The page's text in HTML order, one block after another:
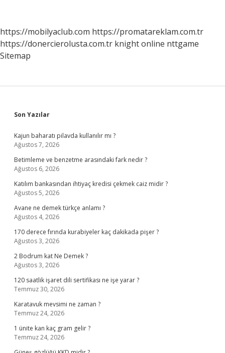
https://mobilyaclub.com https://promatareklam.com.tr
https://donercierolusta.com.tr knight online nttgame
Sitemap
Sidebar
Son Yazılar
Kajun baharatı pilavda kullanılır mı ?
Ağustos 7, 2026
Betimleme ve benzetme arasındaki fark nedir ?
Ağustos 6, 2026
Katılım bankasından ihtiyaç kredisi çekmek caiz midir ?
Ağustos 5, 2026
Avane ne demek türkçe anlamı ?
Ağustos 4, 2026
170 derece fırında kurabiyeler kaç dakikada pişer ?
Ağustos 3, 2026
2 Bodrum kat Ne Demek ?
Ağustos 3, 2026
120 saatlik işaret dili sertifikası ne işe yarar ?
Temmuz 30, 2026
Karatavuk mevsimi ne zaman ?
Temmuz 24, 2026
1 ünite kan kaç gram gelir ?
Temmuz 24, 2026